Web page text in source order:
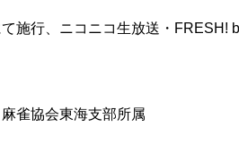
施行、ニコニコ生放送・FRESH!
雀協会東海支部所属